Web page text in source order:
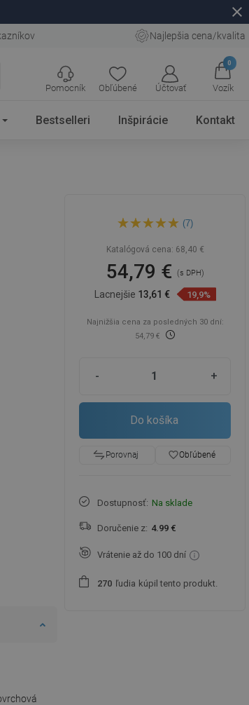
close
Najlepšia cena/kvalita
Obľúbené Účtovať
0
Vozík
Pomocník
Bestselleri Inšpirácie Kontakt
Mexen Uno umývadlová
batéria, chróm - 71400-00
(7)
Katalógová cena: 68,40 €
54,79 € (s DPH)
Lacnejšie 13,61 € 19,9%
Najnižšia cena za posledných 30 dní:
54,79 €
- +
Do košíka
Porovnaj favorite_borderObľúbené
Dostupnosť: Na sklade
Doručenie z: 4.99 €
Vrátenie až do 100 dní
270 ľudia kúpil tento produkt.